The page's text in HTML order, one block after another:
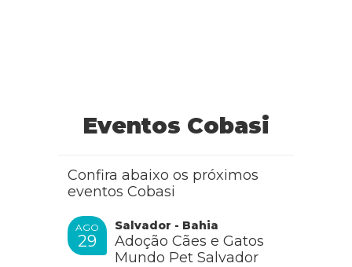
Eventos Cobasi
Confira abaixo os próximos
eventos Cobasi
AGO
29
Salvador - Bahia
Adoção Cães e Gatos
Mundo Pet Salvador